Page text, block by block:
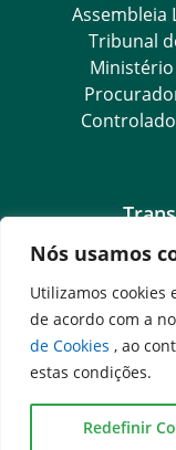
Nós usamos
Utilizamos cookies
de acordo com a
de Cookies , ao
estas condições.
Redefinir
Assembleia
Tribunal
e-SIC – Serviço
SIC –